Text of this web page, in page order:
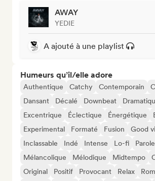
AWAY
YEDIE
A ajouté à une playlist
Humeurs qu’il/elle adore
Authentique Catchy Contemporain
Dansant
Décalé Downbeat
Excentrique
Éclectique Énergétique
Experimental
Formaté Fusion
Good
Inclassable
Indé Intense Lo-fi
Mélancolique
Mélodique Midtempo
Original
Positif Provocant Relax